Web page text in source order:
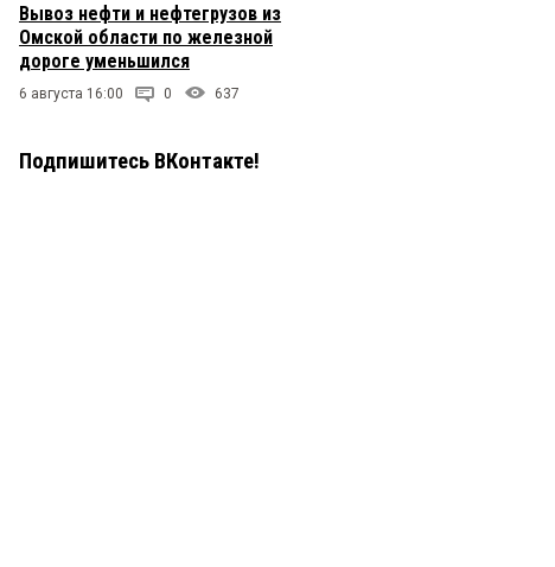
Вывоз нефти и нефтегрузов из
Омской области по железной
дороге уменьшился
6 августа 16:00 0 637
Подпишитесь ВКонтакте!